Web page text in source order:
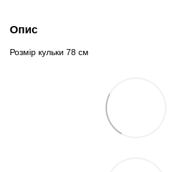
Опис
Розмір кульки 78 см